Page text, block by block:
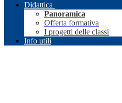
Didattica
Panoramica
Offerta formativa
I progetti delle classi
Info utili